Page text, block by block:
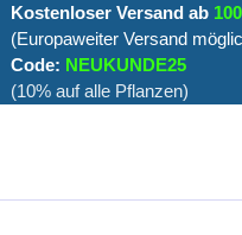
Kostenloser Versand ab
(Europaweiter Versand
Code: NEUKUNDE25
(10% auf alle Pflanzen)